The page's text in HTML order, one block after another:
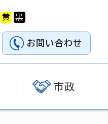
お問い合わせ
市政